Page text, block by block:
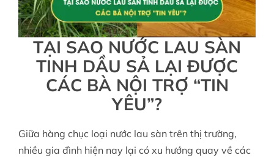
Hệ thống đại lý
Chính sách
Kiến thức
Tin tức
TẠI SAO NƯỚC LAU SÀN
TINH DẦU SẢ LẠI ĐƯỢC
CÁC BÀ NỘI TRỢ “TIN
YÊU”?
Giữa hàng chục loại nước lau sàn trên thị trường,
nhiều gia đình hiện nay lại có xu hướng quay về các